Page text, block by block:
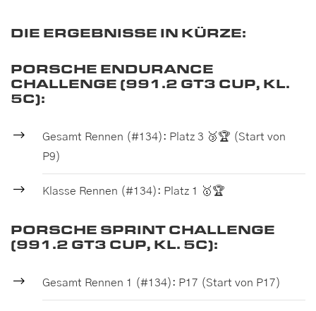
DIE ERGEBNISSE IN KÜRZE:
PORSCHE ENDURANCE
CHALLENGE (991.2 GT3 CUP, KL.
5C):
Gesamt Rennen (#134): Platz 3 🥉🏆 (Start von
P9)
Klasse Rennen (#134): Platz 1 🥇🏆
PORSCHE SPRINT CHALLENGE
(991.2 GT3 CUP, KL. 5C):
Gesamt Rennen 1 (#134): P17 (Start von P17)